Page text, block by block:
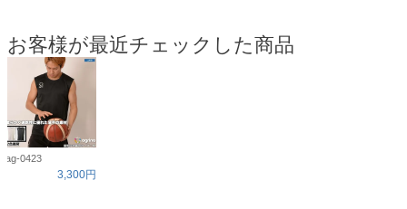
お客様が最近チェックした商品
ag-0423
3,300円